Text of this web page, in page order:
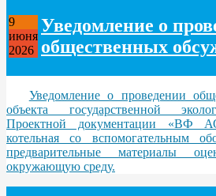
9
июня
2026
Уведомление о
общественных
Уведомление о проведении
объекта государственной
Проектной документации «ВФ
котельная со вспомогательным
предварительные материалы
окружающую среду.